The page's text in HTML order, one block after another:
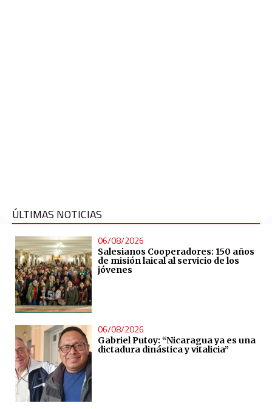
ÚLTIMAS NOTICIAS
06/08/2026
Salesianos Cooperadores: 150 años
de misión laical al servicio de los
jóvenes
06/08/2026
Gabriel Putoy: “Nicaragua ya es una
dictadura dinástica y vitalicia”